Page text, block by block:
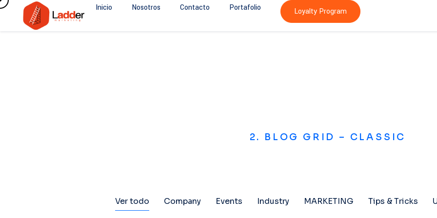
Inicio Nosotros Contacto Portafolio Loyalty Program
2. BLOG GRID – CLASSIC
Ver todo Company Events Industry MARKETING Tips & Tricks